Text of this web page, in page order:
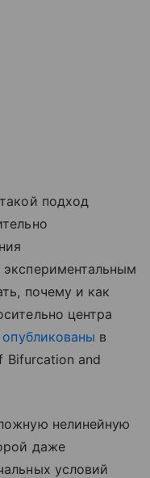
подход
почему и как
центра
опубликованы в
Bifurcation and
нелинейную
даже
условий